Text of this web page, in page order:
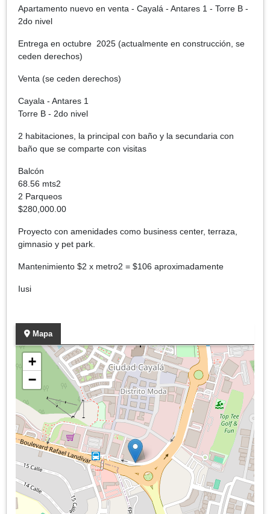
Apartamento nuevo en venta - Cayalá - Antares 1 - Torre B -
2do nivel
Entrega en octubre 2025 (actualmente en construcción, se
ceden derechos)
Venta (se ceden derechos)
Cayala - Antares 1
Torre B - 2do nivel
2 habitaciones, la principal con baño y la secundaria con
baño que se comparte con visitas
Balcón
68.56 mts2
2 Parqueos
$280,000.00
Proyecto con amenidades como business center, terraza,
gimnasio y pet park.
Mantenimiento $2 x metro2 = $106 aproximadamente
Iusi
Mapa
+
−